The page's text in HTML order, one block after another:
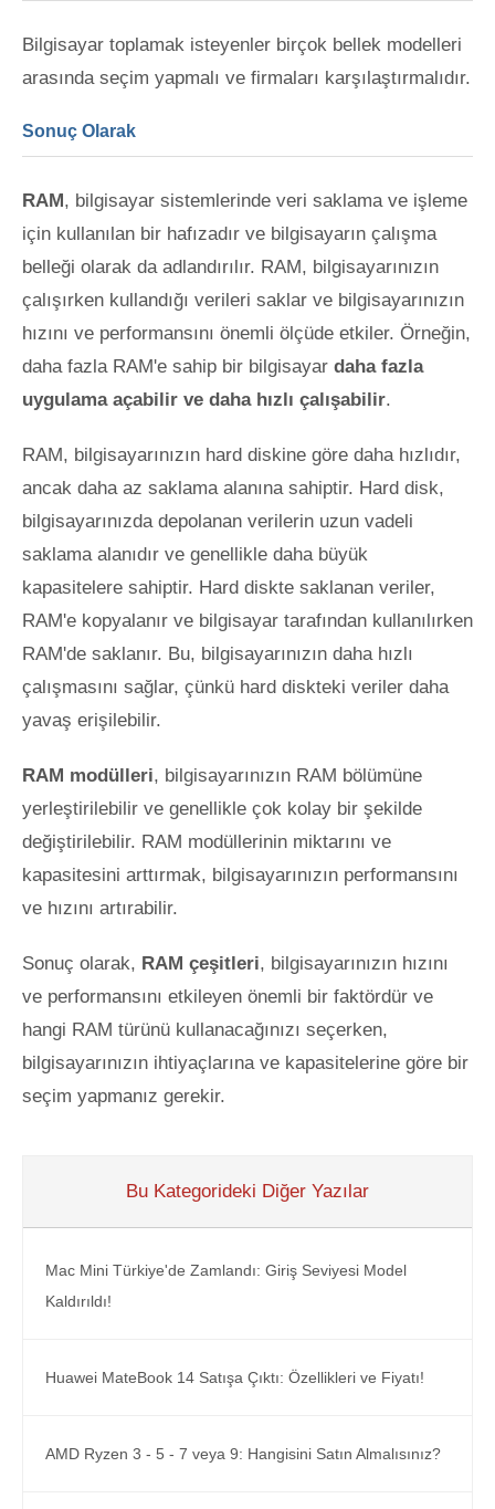
Bilgisayar toplamak isteyenler birçok bellek modelleri
arasında seçim yapmalı ve firmaları karşılaştırmalıdır.
Sonuç Olarak
RAM , bilgisayar sistemlerinde veri saklama ve işleme
için kullanılan bir hafızadır ve bilgisayarın çalışma
belleği olarak da adlandırılır. RAM, bilgisayarınızın
çalışırken kullandığı verileri saklar ve bilgisayarınızın
hızını ve performansını önemli ölçüde etkiler. Örneğin,
daha fazla RAM'e sahip bir bilgisayar daha fazla
uygulama açabilir ve daha hızlı çalışabilir.
RAM, bilgisayarınızın hard diskine göre daha hızlıdır,
ancak daha az saklama alanına sahiptir. Hard disk,
bilgisayarınızda depolanan verilerin uzun vadeli
saklama alanıdır ve genellikle daha büyük
kapasitelere sahiptir. Hard diskte saklanan veriler,
RAM'e kopyalanır ve bilgisayar tarafından kullanılırken
RAM'de saklanır. Bu, bilgisayarınızın daha hızlı
çalışmasını sağlar, çünkü hard diskteki veriler daha
yavaş erişilebilir.
RAM modülleri, bilgisayarınızın RAM bölümüne
yerleştirilebilir ve genellikle çok kolay bir şekilde
değiştirilebilir. RAM modüllerinin miktarını ve
kapasitesini arttırmak, bilgisayarınızın performansını
ve hızını artırabilir.
Sonuç olarak, RAM çeşitleri, bilgisayarınızın hızını
ve performansını etkileyen önemli bir faktördür ve
hangi RAM türünü kullanacağınızı seçerken,
bilgisayarınızın ihtiyaçlarına ve kapasitelerine göre bir
seçim yapmanız gerekir.
Bu Kategorideki Diğer Yazılar
Mac Mini Türkiye'de Zamlandı: Giriş Seviyesi Model
Kaldırıldı!
Huawei MateBook 14 Satışa Çıktı: Özellikleri ve Fiyatı!
AMD Ryzen 3 - 5 - 7 veya 9: Hangisini Satın Almalısınız?